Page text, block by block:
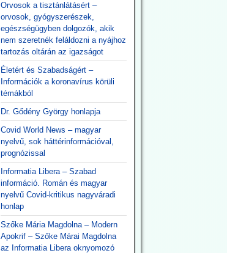
Orvosok a tisztánlátásért –
orvosok, gyógyszerészek,
egészségügyben dolgozók, akik
nem szeretnék feláldozni a nyájhoz
tartozás oltárán az igazságot
Életért és Szabadságért –
Információk a koronavírus körüli
témákból
Dr. Gődény György honlapja
Covid World News – magyar
nyelvű, sok háttérinformációval,
prognózissal
Informatia Libera – Szabad
információ. Román és magyar
nyelvű Covid-kritikus nagyváradi
honlap
Szőke Mária Magdolna – Modern
Apokrif – Szőke Márai Magdolna
az Informatia Libera oknyomozó